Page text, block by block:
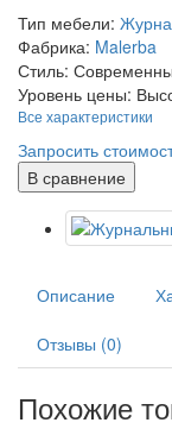
Тип мебели:
Фабрика: Malerba
Стиль:
Уровень цены:
Все характеристики
Запросить
В сравнение
Описание
Отзывы (0)
Похожие